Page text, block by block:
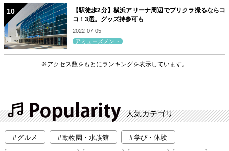
【駅徒歩2分】横浜アリーナ周辺でプリクラ撮るならコ
コ！3選。グッズ持参可も
2022-07-05
アミューズメント
※アクセス数をもとにランキングを表示しています。
人気カテゴリ
グルメ 動物園・水族館 学び・体験